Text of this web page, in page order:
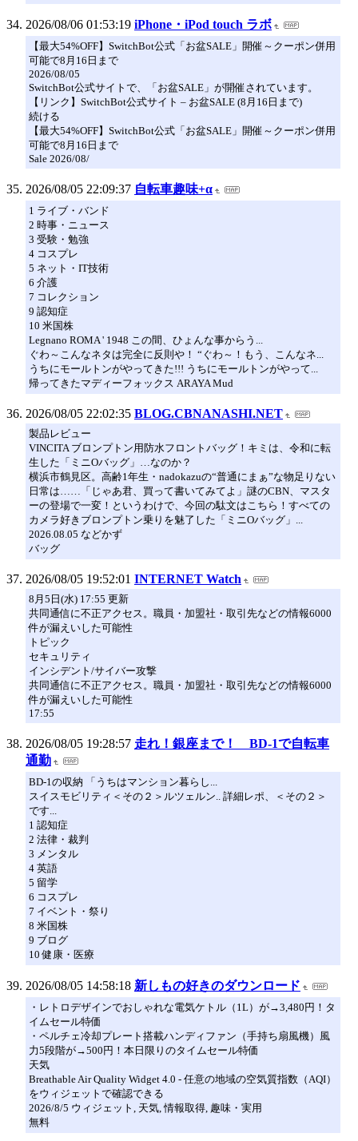
2026/08/06 01:53:19 iPhone・iPod touch ラボ
【最大54%OFF】SwitchBot公式「お盆SALE」開催～クーポン併用
可能で8月16日まで
2026/08/05
SwitchBot公式サイトで、「お盆SALE」が開催されています。
【リンク】SwitchBot公式サイト – お盆SALE (8月16日まで)
続ける
【最大54%OFF】SwitchBot公式「お盆SALE」開催～クーポン併用
可能で8月16日まで
Sale 2026/08/
2026/08/05 22:09:37 自転車趣味+α
1 ライブ・バンド
2 時事・ニュース
3 受験・勉強
4 コスプレ
5 ネット・IT技術
6 介護
7 コレクション
9 認知症
10 米国株
Legnano ROMA ' 1948 この間、ひょんな事からう...
ぐわ～こんなネタは完全に反則や！ “ぐわ～！もう、こんなネ...
うちにモールトンがやってきた!!! うちにモールトンがやって...
帰ってきたマディーフォックス ARAYA Mud
2026/08/05 22:02:35 BLOG.CBNANASHI.NET
製品レビュー
VINCITA ブロンプトン用防水フロントバッグ！キミは、令和に転
生した「ミニOバッグ」…なのか？
横浜市鶴見区。高齢1年生・nadokazuの“普通にまぁ”な物足りない
日常は……「じゃあ君、買って書いてみてよ」謎のCBN、マスタ
ーの登場で一変！というわけで、今回の駄文はこちら！すべての
カメラ好きブロンプトン乗りを魅了した「ミニOバッグ」...
2026.08.05 などかず
バッグ
2026/08/05 19:52:01 INTERNET Watch
8月5日(水) 17:55 更新
共同通信に不正アクセス。職員・加盟社・取引先などの情報6000
件が漏えいした可能性
トピック
セキュリティ
インシデント/サイバー攻撃
共同通信に不正アクセス。職員・加盟社・取引先などの情報6000
件が漏えいした可能性
17:55
2026/08/05 19:28:57 走れ！銀座まで！ BD-1で自転車
通勤
BD-1の収納 「うちはマンション暮らし...
スイスモビリティ＜その２＞ルツェルン.. 詳細レポ、＜その２＞
です...
1 認知症
2 法律・裁判
3 メンタル
4 英語
5 留学
6 コスプレ
7 イベント・祭り
8 米国株
9 ブログ
10 健康・医療
2026/08/05 14:58:18 新しもの好きのダウンロード
・レトロデザインでおしゃれな電気ケトル（1L）が→3,480円！タ
イムセール特価
・ペルチェ冷却プレート搭載ハンディファン（手持ち扇風機）風
力5段階が→500円！本日限りのタイムセール特価
天気
Breathable Air Quality Widget 4.0 - 任意の地域の空気質指数（AQI）
をウィジェットで確認できる
2026/8/5 ウィジェット, 天気, 情報取得, 趣味・実用
無料